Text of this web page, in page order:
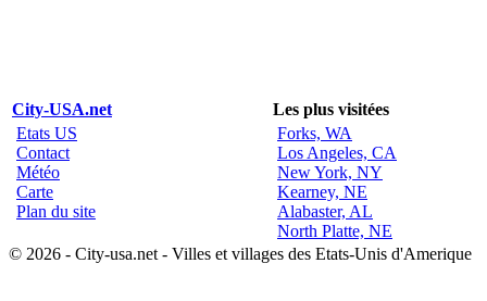
City-USA.net
Les plus visitées
Etats US
Contact
Météo
Carte
Plan du site
Forks, WA
Los Angeles, CA
New York, NY
Kearney, NE
Alabaster, AL
North Platte, NE
© 2026 - City-usa.net - Villes et villages des Etats-Unis d'Amerique